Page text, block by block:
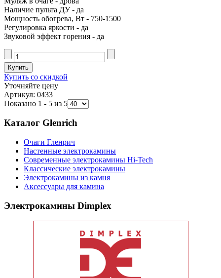
Наличие пульта ДУ - да
Мощность обогрева, Вт - 750-1500
Регулировка яркости - да
Звуковой эффект горения - да
Купить со скидкой
Уточняйте цену
Артикул: 0433
Показано 1 - 5 из 5
Каталог Glenrich
Очаги Гленрич
Настенные электрокамины
Современные электрокамины Hi-Tech
Классические электрокамины
Электрокамины из камня
Аксессуары для камина
Электрокамины Dimplex